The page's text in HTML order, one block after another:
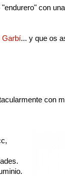
con
Garbí... y que os
con